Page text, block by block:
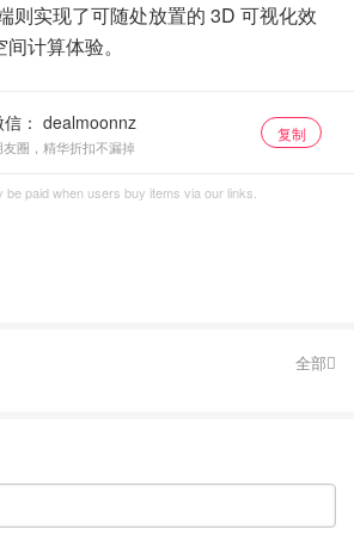
则实现了可随处放置的 3D 可视化效
计算体验。
：
圈，精华折扣不漏掉
复制
be paid when users buy items via our links.
全部